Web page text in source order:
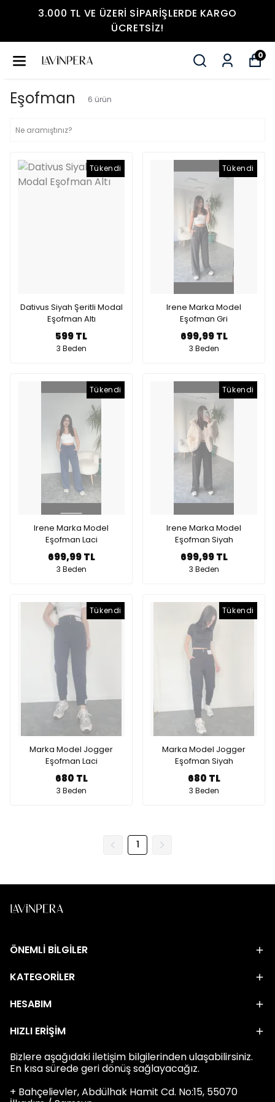
KARGO
3.000 TL VE ÜZERI
0
Eşofman 6 ürün
Tükendi
Dativus Siyah Şeritli Modal
Eşofman Altı
599 TL
3 Beden
Tükendi
Irene Marka Model
Eşofman Gri
699,99 TL
3 Beden
Tükendi
Irene Marka Model
Eşofman Laci
699,99 TL
3 Beden
Tükendi
Irene Marka Model
Eşofman Siyah
699,99 TL
3 Beden
Tükendi
Marka Model Jogger
Eşofman Laci
680 TL
3 Beden
Tükendi
Marka Model Jogger
Eşofman Siyah
680 TL
3 Beden
1
ÖNEMLİ BİLGİLER
KATEGORİLER
HESABIM
HIZLI ERİŞİM
Bizlere aşağıdaki iletişim bilgilerinden ulaşabilirsiniz.
En kısa sürede geri dönüş sağlayacağız.
+ Bahçelievler, Abdülhak Hamit Cd. No:15, 55070